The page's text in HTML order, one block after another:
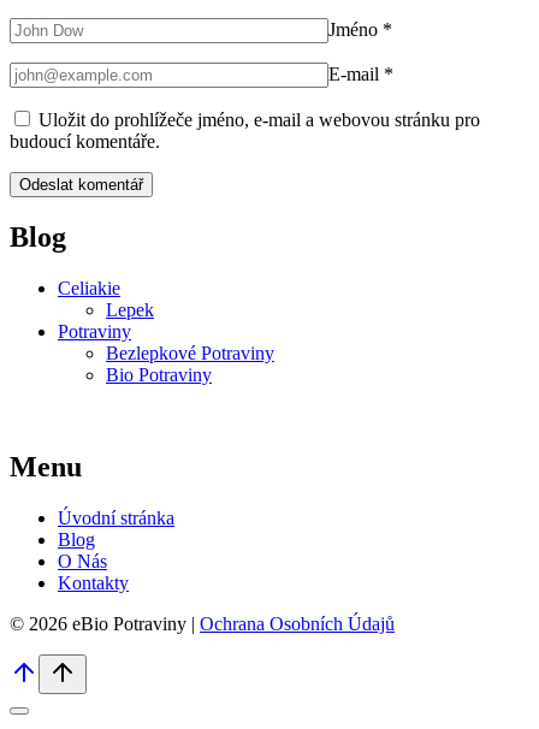
Jméno *
E-mail *
Uložit do prohlížeče jméno, e-mail a webovou stránku pro
budoucí komentáře.
Blog
Celiakie
Lepek
Potraviny
Bezlepkové Potraviny
Bio Potraviny
Menu
Úvodní stránka
Blog
O Nás
Kontakty
© 2026 eBio Potraviny | Ochrana Osobních Údajů